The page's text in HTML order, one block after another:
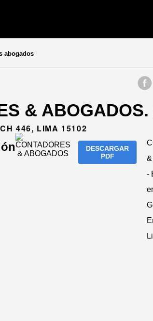
abogados
&
446, LIMA 15102
DESCARGAR
PDF
-